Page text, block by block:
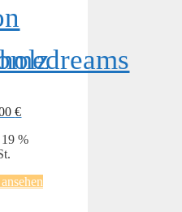
€
%